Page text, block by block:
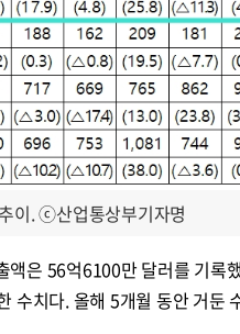
이. ⓒ산업통상부기자명
액은 56억6100만 달러를 기록
수치다. 올해 5개월 동안 거둔